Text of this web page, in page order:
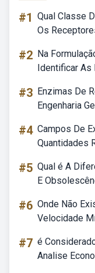
#1 Qual Classe
Os
#2 Na
Identificar As
#3 Enzimas De
Engenharia
#4 Campos De
Quantidades
#5 Qual é A
E
#6 Onde Não
Velocidade
#7 é
Analise